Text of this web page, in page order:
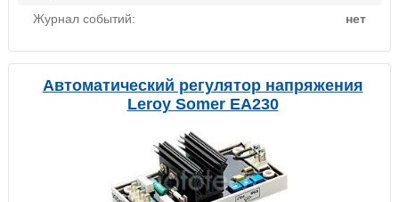
Журнал событий:
нет
Автоматический регулятор напряжения
Leroy Somer EA230